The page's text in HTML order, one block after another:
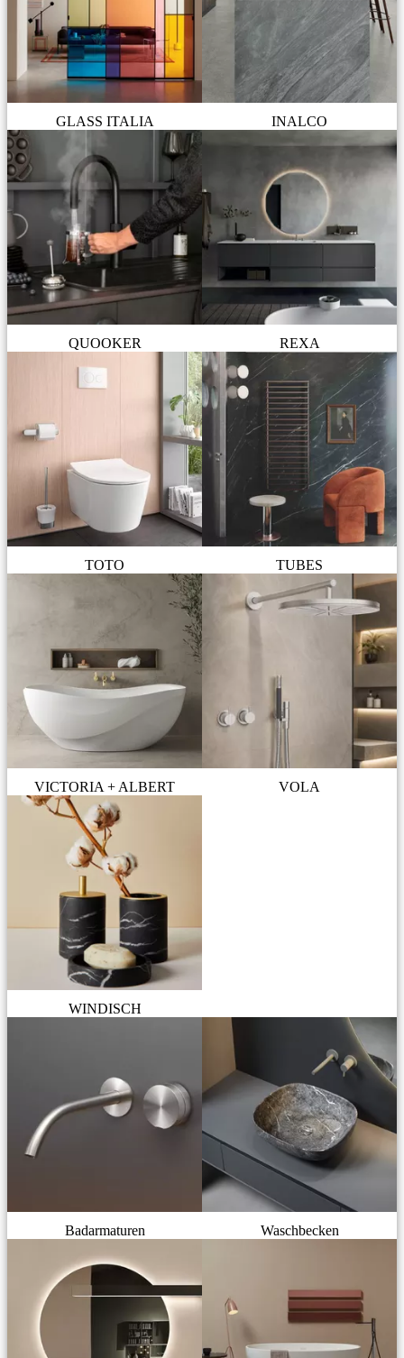
GLASS ITALIA INALCO
QUOOKER REXA
TOTO TUBES
VICTORIA + ALBERT VOLA
WINDISCH
Badarmaturen Waschbecken